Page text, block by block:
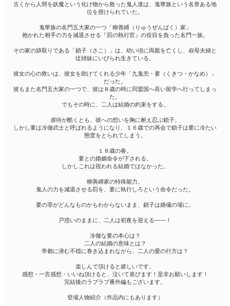
古くから人間を妖魔という化け物から救った鬼人達は、鬼華族という名誉ある地
位を授けられていた。
鬼華族の名門五大家の一つ「柳善縛（りゅうぜんばく）家」
抱かれた相手の力を減退させる『罰の執行官』の役目を負った名門一族。
その家の跡取りである「鎖子（さこ）」は、幼い頃に両親を亡くし、叔母夫婦と
従姉妹にいびられ生きている。
彼女の心の救いは、彼女を助けてくれる少年「九鬼兜・要（くきつ・かなめ）」
だった。
彼もまた名門五大家の一つで、彼は８歳の時に同盟国へ長い留学へ行ってしまっ
た。
でもその時に、二人は結婚の約束をする。
虐待が酷くとも、彼への想いを胸に耐え忍ぶ鎖子。
しかし要は冷徹武士と呼ばれるようになり、１６歳での再会で鎖子は要に冷たい
態度をとられてしまう。
１８歳の春。
要との婚姻命令が下される。
しかしこれは祝われる結婚ではなかった。
柳善縛家の特殊能力。
鬼人の力を減退させる罰を、要に執行しろという命令だった。
要の罪がどんなものかもわからないまま、鎖子は婚儀の場に。
戸惑いのままに、二人は初夜を迎える――！
冷徹な要の本心は？
二人の結婚の意味とは？
帝都に潜む不穏に巻き込まれながら、二人の愛の行方は？
楽しんで頂けると嬉しいです。
感想・一言感想・いいね頂けると、泣いて喜びます！是非お願いします！
完結後のラブラブ番外編もございます。
登場人物紹介（作品内にもあります）